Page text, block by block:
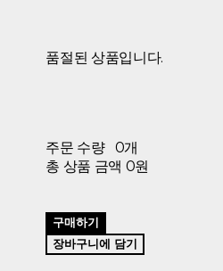
품절된 상품입니다.
주문 수량
0개
총 상품 금액 0원
구매하기
장바구니에 담기